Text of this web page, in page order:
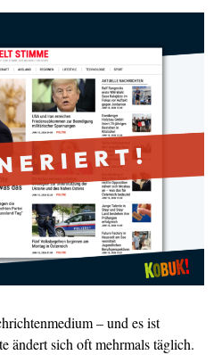
– und es ist
ändert sich oft mehrmals täglich.